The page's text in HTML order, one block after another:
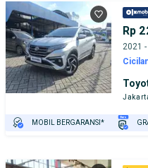
Rp
2021
MOBIL BERGARANSI*